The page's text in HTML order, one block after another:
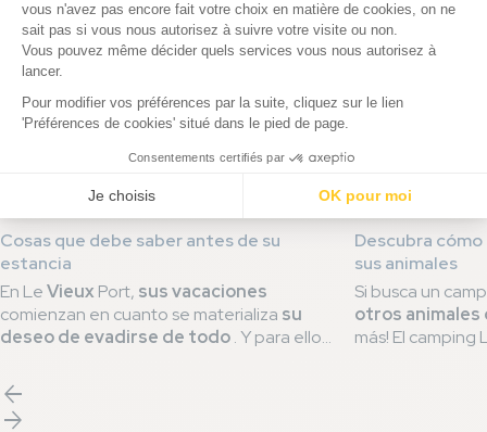
Cosas que debe saber antes de su
estancia
En LeVieux Port, sus vacaciones
comienzan en cuanto se materializa su
deseo de evadirse de todo. Y para ello,
llegada al lugar
planificarse
Descubra
sus animales
Si busca un
otros animales
más! El camping
arrow_back
arrow_forward